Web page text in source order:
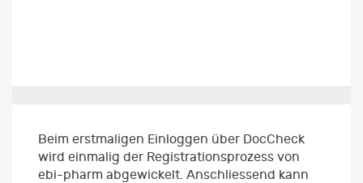
Beim erstmaligen Einloggen über DocCheck
wird einmalig der Registrationsprozess von
ebi-pharm abgewickelt. Anschliessend kann